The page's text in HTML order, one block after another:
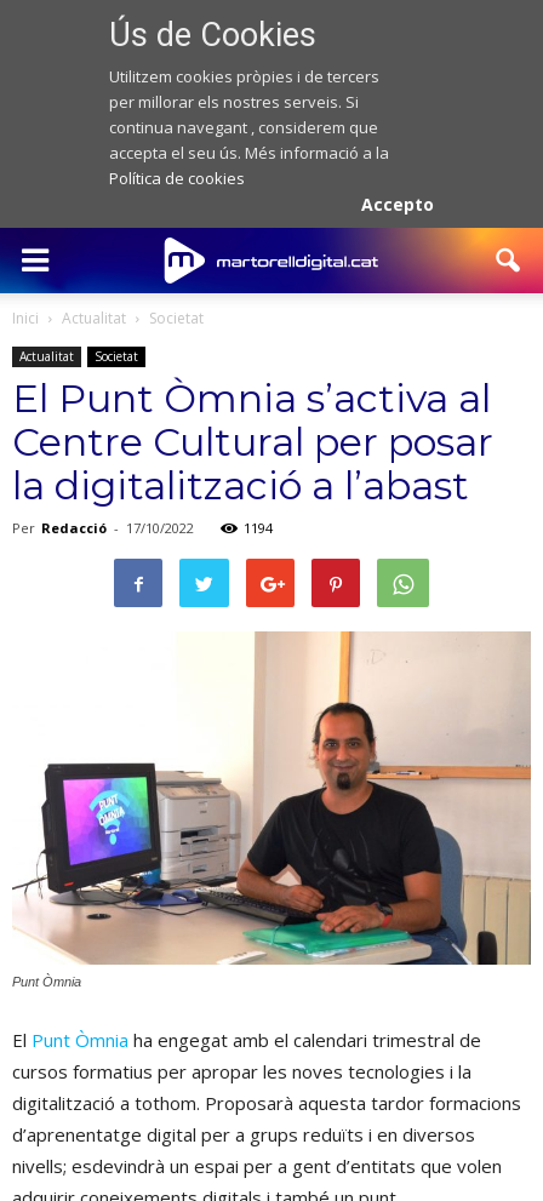
Ús de Cookies
Utilitzem cookies pròpies i de tercers
per millorar els nostres serveis. Si
continua navegant , considerem que
accepta el seu ús. Més informació a la
Política de cookies
Accepto
Inici Actualitat Societat
Actualitat Societat
El Punt Òmnia s’activa al
Centre Cultural per posar
la digitalització a l’abast
Per Redacció - 17/10/2022 1194
Punt Òmnia
El Punt Òmnia ha engegat amb el calendari trimestral de
cursos formatius per apropar les noves tecnologies i la
digitalització a tothom. Proposarà aquesta tardor formacions
d’aprenentatge digital per a grups reduïts i en diversos
nivells; esdevindrà un espai per a gent d’entitats que volen